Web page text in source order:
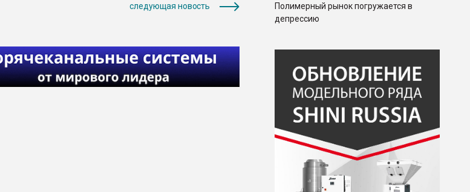
следующая новость
Полимерный рынок погружается в
депрессию